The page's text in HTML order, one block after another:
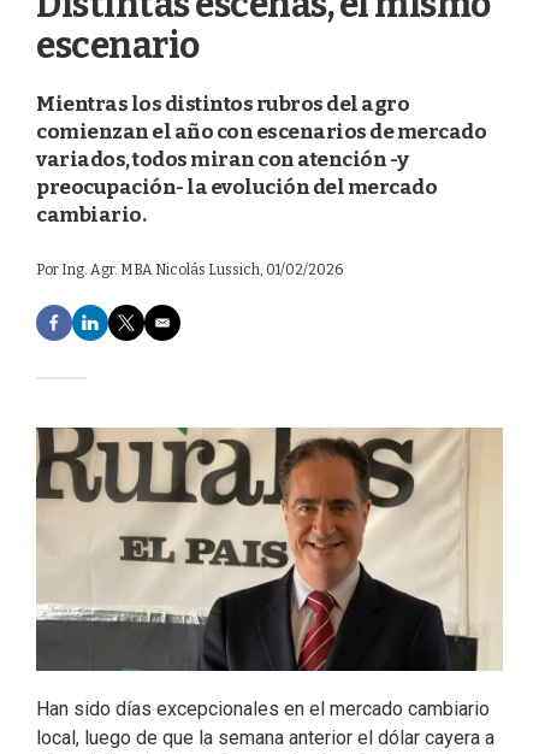
escenario
Mientras los distintos rubros del agro
comienzan el año con escenarios de mercado
variados, todos miran con atención -y
preocupación- la evolución del mercado
cambiario.
Por Ing. Agr. MBA Nicolás Lussich, 01/02/2026
F
a
e
o
o
k
L
i
d
I
n
T
w
e
E
m
Han sido días excepcionales en el mercado cambiario
local, luego de que la semana anterior el dólar cayera a